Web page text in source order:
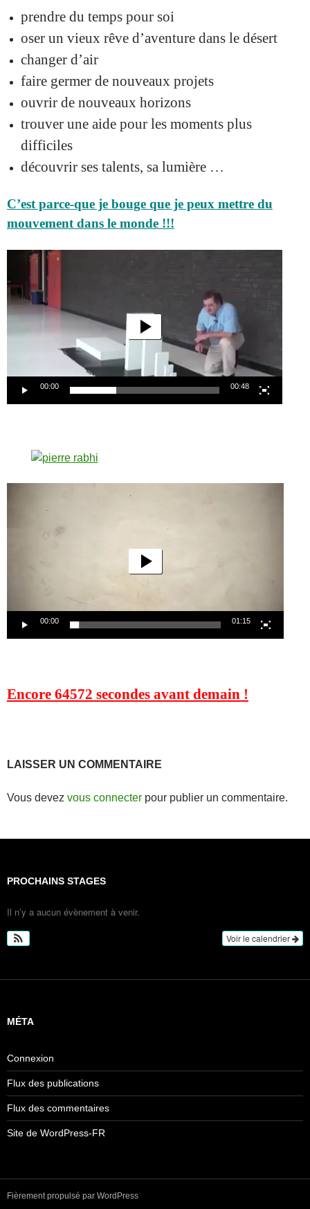
prendre du temps pour soi
oser un vieux rêve d’aventure dans le désert
changer d’air
faire germer de nouveaux projets
ouvrir de nouveaux horizons
trouver une aide pour les moments plus
difficiles
découvrir ses talents, sa lumière …
C’est parce-que je bouge que je peux mettre du
mouvement dans le monde !!!
Lecteur
00:00 00:48
00:00 01:15
Encore 64572 secondes avant demain !
LAISSER UN COMMENTAIRE
Vous devez vous connecter pour publier un commentaire.
PROCHAINS STAGES
Il n’y a aucun évènement à venir.
Voir le calendrier
MÉTA
Connexion
Flux des publications
Flux des commentaires
Site de WordPress-FR
Fièrement propulsé par WordPress